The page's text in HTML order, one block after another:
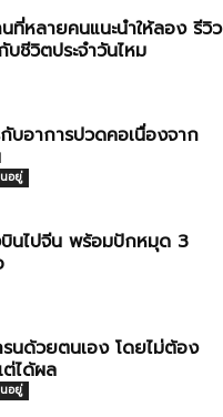
ที่หลายคนแนะนำให้ลอง รีวิว
ชีวิตประจำวันไหม
บอาการปวดคอเนื่องจาก
อยู่
นไปจีน พร้อมปักหมุด 3
นด้วยตนเอง โดยไม่ต้อง
ได้ผล
อยู่